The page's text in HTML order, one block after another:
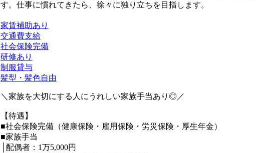
す。仕事に慣れてきたら、徐々に独り立ちを目指します。
家賃補助あり
交通費支給
社会保険完備
研修あり
制服貸与
髪型・髪色自由
＼家族を大切にする人にうれしい家族手当あり◎／
【待遇】
■社会保険完備（健康保険・雇用保険・労災保険・厚生年金）
■家族手当
│配偶者：1万5,000円